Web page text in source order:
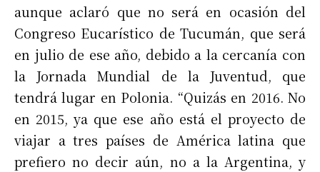
aunque aclaró que no será en ocasión del
Congreso Eucarístico de Tucumán, que será
en julio de ese año, debido a la cercanía con
la Jornada Mundial de la Juventud, que
tendrá lugar en Polonia. “Quizás en 2016. No
en 2015, ya que ese año está el proyecto de
viajar a tres países de América latina que
prefiero no decir aún, no a la Argentina, y